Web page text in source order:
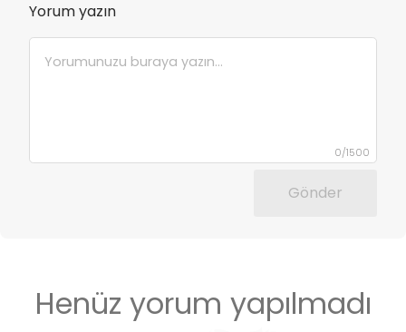
Yorum yazın
0/1500
Gönder
Henüz yorum yapılmadı